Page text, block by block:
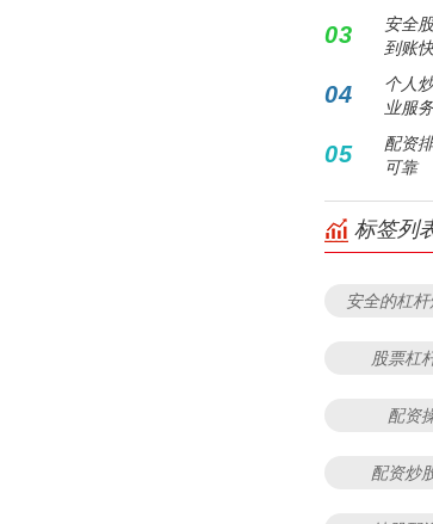
03
安全
到账
04
个人
业服
05
配资
可靠
标签列
安全的杠
股票杠
配资
配资炒